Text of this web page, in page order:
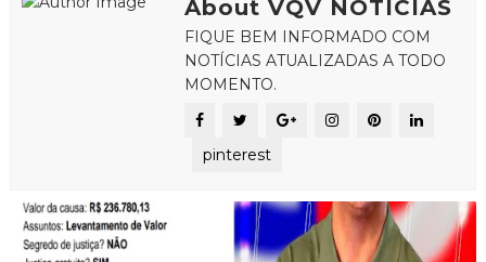
About VQV NOTICIAS
FIQUE BEM INFORMADO COM
NOTÍCIAS ATUALIZADAS A TODO
MOMENTO.
pinterest